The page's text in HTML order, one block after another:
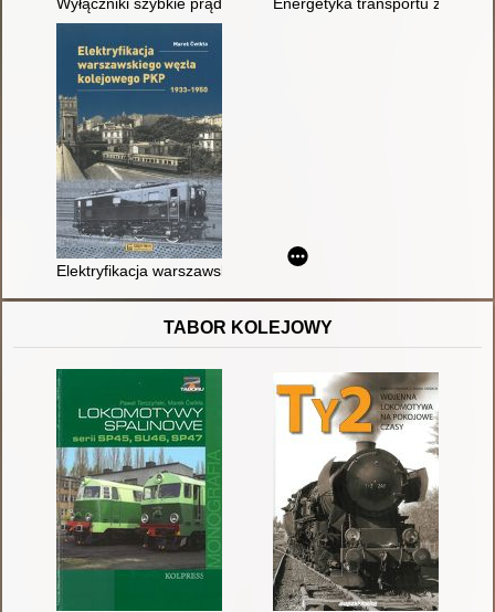
Elektryfikacja warszawskiego węzła kolejowego PKP 1933-
TABOR KOLEJOWY